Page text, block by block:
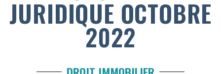
JURIDIQUE OCTOBRE
2022